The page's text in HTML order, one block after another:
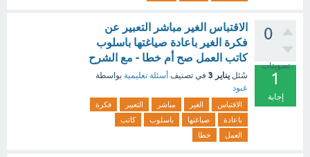
0
تصويتات
1
إجابة
الاقتباس الغير مباشر التعبير عن
فكرة الغير باعادة صياغتها باسلوب
كاتب العمل صح أم خطا - مع الشرح
سُئل يناير 3 في تصنيف أسئلة تعليمية بواسطة
عبود
الاقتباس الغير مباشر التعبير
فكرة
باعادة
صياغتها باسلوب
كاتب
العمل
خطا